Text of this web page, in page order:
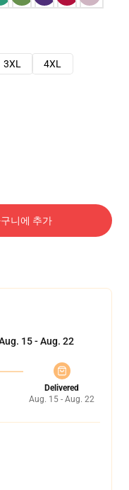
3XL
4XL
니에 추가
15 - Aug. 22
Delivered
Aug. 15 - Aug. 22